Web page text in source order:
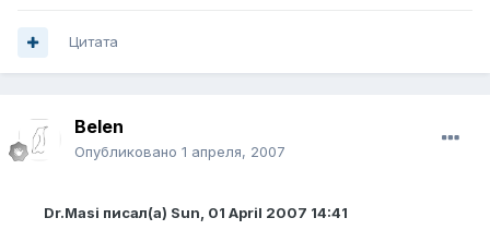
Цитата
Belen
Опубликовано 1 апреля, 2007
Dr.Masi писал(а) Sun, 01 April 2007 14:41